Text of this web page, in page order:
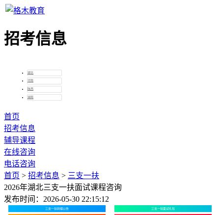
招考信息
湖北
河南
陕西
湖南
首页
招考信息
辅导课程
在线咨询
电话咨询
首页 > 招考信息 > 三支一扶
2026年湖北三支一扶面试课程咨询
发布时间：2026-05-30 22:15:12
三支一扶转编公告 三支一扶面试礼包